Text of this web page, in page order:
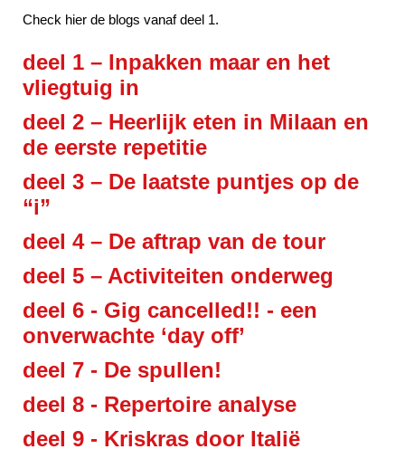
Check hier de blogs vanaf deel 1.
deel 1 – Inpakken maar en het
vliegtuig in
deel 2 – Heerlijk eten in Milaan en
de eerste repetitie
deel 3 – De laatste puntjes op de
“i”
deel 4 – De aftrap van de tour
deel 5 – Activiteiten onderweg
deel 6 - Gig cancelled!! - een
onverwachte ‘day off’
deel 7 - De spullen!
deel 8 - Repertoire analyse
deel 9 - Kriskras door Italië